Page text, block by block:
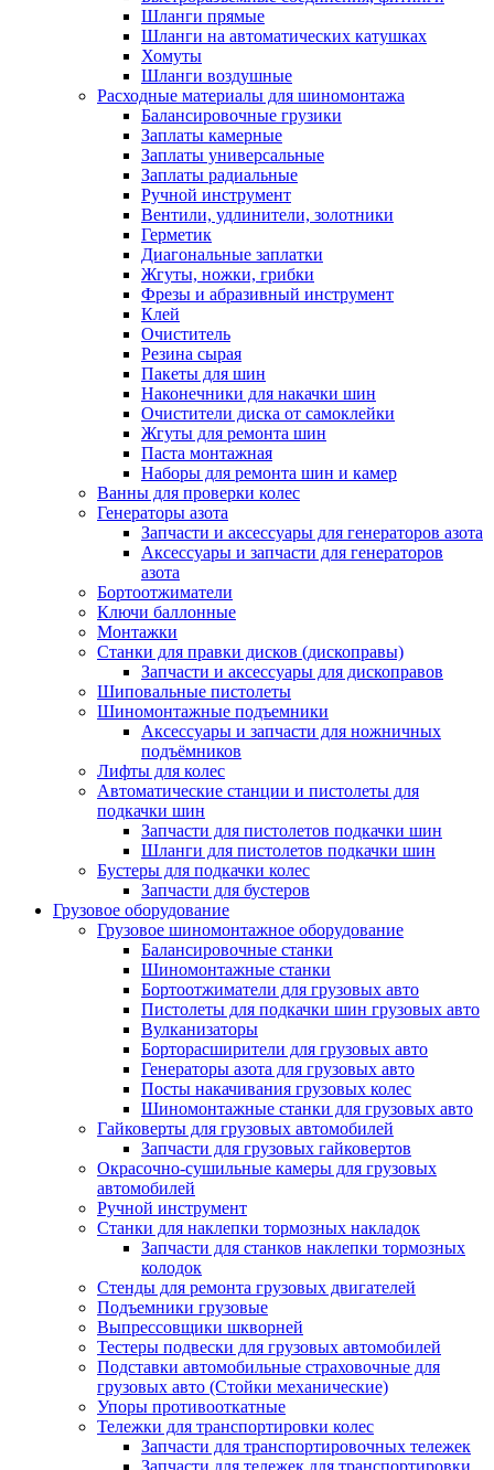
Шланги прямые
Шланги на автоматических катушках
Хомуты
Шланги воздушные
Расходные материалы для шиномонтажа
Балансировочные грузики
Заплаты камерные
Заплаты универсальные
Заплаты радиальные
Ручной инструмент
Вентили, удлинители, золотники
Герметик
Диагональные заплатки
Жгуты, ножки, грибки
Фрезы и абразивный инструмент
Клей
Очиститель
Резина сырая
Пакеты для шин
Наконечники для накачки шин
Очистители диска от самоклейки
Жгуты для ремонта шин
Паста монтажная
Наборы для ремонта шин и камер
Ванны для проверки колес
Генераторы азота
Запчасти и аксессуары для генераторов азота
Аксессуары и запчасти для генераторов
азота
Бортоотжиматели
Ключи баллонные
Монтажки
Станки для правки дисков (дископравы)
Запчасти и аксессуары для дископравов
Шиповальные пистолеты
Шиномонтажные подъемники
Аксессуары и запчасти для ножничных
подъёмников
Лифты для колес
Автоматические станции и пистолеты для
подкачки шин
Запчасти для пистолетов подкачки шин
Шланги для пистолетов подкачки шин
Бустеры для подкачки колес
Запчасти для бустеров
Грузовое оборудование
Грузовое шиномонтажное оборудование
Балансировочные станки
Шиномонтажные станки
Бортоотжиматели для грузовых авто
Пистолеты для подкачки шин грузовых авто
Вулканизаторы
Борторасширители для грузовых авто
Генераторы азота для грузовых авто
Посты накачивания грузовых колес
Шиномонтажные станки для грузовых авто
Гайковерты для грузовых автомобилей
Запчасти для грузовых гайковертов
Окрасочно-сушильные камеры для грузовых
автомобилей
Ручной инструмент
Станки для наклепки тормозных накладок
Запчасти для станков наклепки тормозных
колодок
Стенды для ремонта грузовых двигателей
Подъемники грузовые
Выпрессовщики шкворней
Тестеры подвески для грузовых автомобилей
Подставки автомобильные страховочные для
грузовых авто (Стойки механические)
Упоры противооткатные
Тележки для транспортировки колес
Запчасти для транспортировочных тележек
Запчасти для тележек для транспортировки